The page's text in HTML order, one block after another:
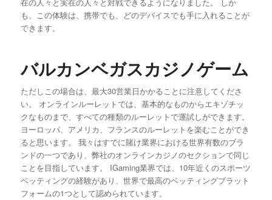
も、この体験は、携帯でも、どのデバイスでも手に入れることが
できます。
バルカンベガスカジノゲーム
ただしこの場合は、最大30営業日かかることに注意してくださ
い。 オンラインルーレットでは、基本的なものからエキゾチッ
クなものまで、すべての種類のルーレットで運試しができます。
ヨーロッパ、アメリカ、フランスのルーレットを楽むことができ
ると思います。 我々はすでに賭け業界における世界有数のブラ
ンドの一つであり、弊社のオンラインカジノのセクションで同じ
ことを目指しています。 IGaming業界では、10年近くのスポーツ
ベッティングの経験があり、世界で最高のベッティングプラット
フォームの1つとして認められています。